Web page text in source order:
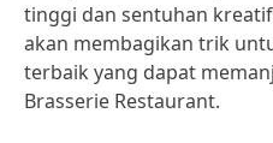
tinggi dan sentuhan
akan membagikan trik
terbaik yang dapat
Brasserie Restaurant.